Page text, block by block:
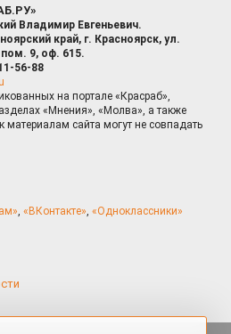
Владимир Евгеньевич.
край, г. Красноярск, ул.
9, оф. 615.
56-88
на портале «Красраб»,
«Мнения», «Молва», а также
материалам сайта могут не совпадать
, «ВКонтакте», «Одноклассники»